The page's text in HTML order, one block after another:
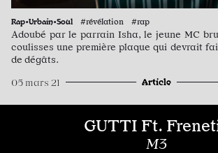
Rap•Urbain•Soul #révélation #rap
Adoubé par le parrain Isha, le jeune MC
coulisses une première plaque qui devrait
de dégâts.
05 mars 21 Article
GUTTI Ft.
M3